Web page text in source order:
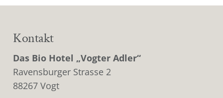
Kontakt
Das Bio Hotel „Vogter Adler“
Ravensburger Strasse 2
88267 Vogt